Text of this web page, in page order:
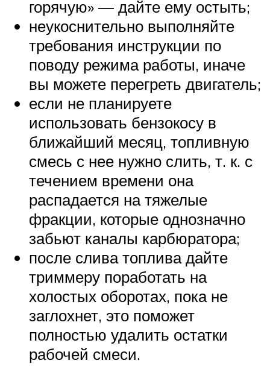
горячую» — дайте ему остыть;
неукоснительно выполняйте
требования инструкции по
поводу режима работы, иначе
вы можете перегреть двигатель;
если не планируете
использовать бензокосу в
ближайший месяц, топливную
смесь с нее нужно слить, т. к. с
течением времени она
распадается на тяжелые
фракции, которые однозначно
забьют каналы карбюратора;
после слива топлива дайте
триммеру поработать на
холостых оборотах, пока не
заглохнет, это поможет
полностью удалить остатки
рабочей смеси.